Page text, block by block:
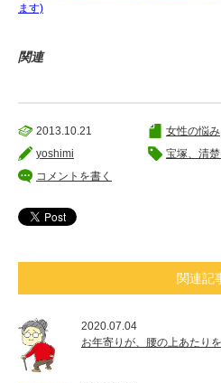
ます)
関連
2013.10.21
yoshimi
コメントを書く
女性の悩み
宝塚、清
関連記
2020.07.04
お年寄りが、腰の上あたり